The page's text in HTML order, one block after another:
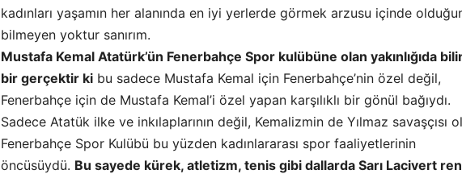
kadınları yaşamın her alanında en iyi yerlerde görmek arzusu içinde
bilmeyen yoktur sanırım.
Mustafa Kemal Atatürk’ün Fenerbahçe Spor kulübüne olan yakınlığıda
bir gerçektir ki bu sadece Mustafa Kemal için Fenerbahçe’nin özel değil,
Fenerbahçe için de Mustafa Kemal’i özel yapan karşılıklı bir gönül bağıydı.
Sadece Atatük ilke ve inkılaplarının değil, Kemalizmin de Yılmaz savaşçısı
Fenerbahçe Spor Kulübü bu yüzden kadınlararası spor faaliyetlerinin
öncüsüydü. Bu sayede kürek, atletizm, tenis gibi dallarda Sarı Lacivert